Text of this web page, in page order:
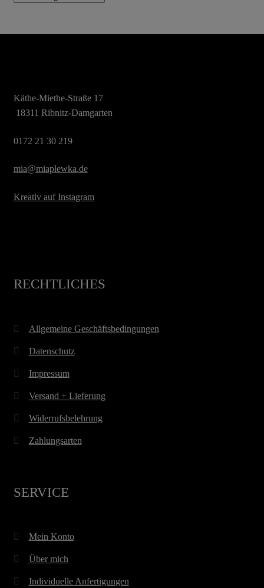
gewählt
Käthe-Miethe-Straße 17
18311 Ribnitz-Damgarten
0172 21 30 219
mia@miaplewka.de
Kreativ auf Instagram
RECHTLICHES
Allgemeine Geschäftsbedingungen
Datenschutz
Impressum
Versand + Lieferung
Widerrufsbelehrung
Zahlungsarten
SERVICE
Mein Konto
Über mich
Individuelle Anfertigungen